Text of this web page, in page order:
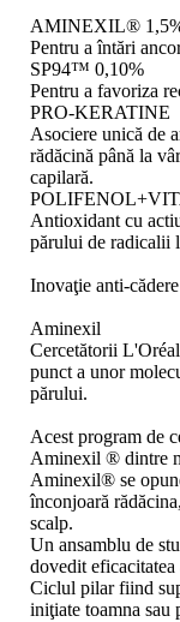
AMINEXIL®
Pentru a întări
SP94™ 0,10%
Pentru a favoriza
PRO-KERATINE
Asociere unică de
rădăcină până la
capilară.
Antioxidant cu
părului de radicalii
Inovaţie anti-
Aminexil
Cercetătorii
punct a unor
părului.
Acest program de
Aminexil ® dintre
Aminexil® se
înconjoară
scalp.
Un ansamblu de
dovedit
Ciclul pilar fiind
iniţiate toamna sau